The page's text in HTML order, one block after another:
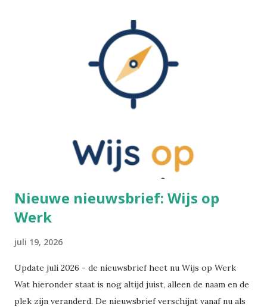
beoordelen, wanneer je zelf in die cultuur verweven zit.
Voetinbinden Ik ga dit cultureel gegeven toch even
kaderen. De praktijk van voetinbinden heeft zich in China
ontwikkeld tijdens de Tang-dynastie (618-907 na Chr.). Het
hield in dat men bij jonge meisjes de voeten omzwachtelde.
resultaat was een "lotusvoetje". Dit gold als een teken van
Nieuwe nieuwsbrief: Wijs op
Werk
juli 19, 2026
Update juli 2026 - de nieuwsbrief heet nu Wijs op Werk
Wat hieronder staat is nog altijd juist, alleen de naam en de
plek zijn veranderd. De nieuwsbrief verschijnt vanaf nu als